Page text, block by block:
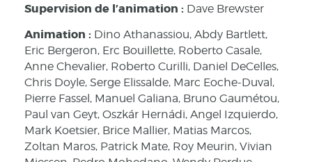
Supervision de l’animation : Dave Brewster
Animation : Dino Athanassiou, Abdy Bartlett,
Eric Bergeron, Erc Bouillette, Roberto Casale,
Anne Chevalier, Roberto Curilli, Daniel DeCelles,
Chris Doyle, Serge Elissalde, Marc Eoche-Duval,
Pierre Fassel, Manuel Galiana, Bruno Gaumétou,
Paul van Geyt, Oszkár Hernádi, Angel Izquierdo,
Mark Koetsier, Brice Mallier, Matias Marcos,
Zoltan Maros, Patrick Mate, Roy Meurin, Vivian